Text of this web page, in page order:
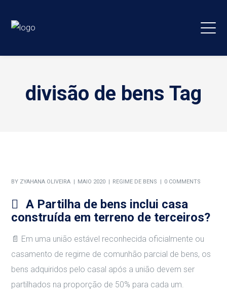
divisão de bens Tag
BY ZYAHANA OLIVEIRA MAIO 2020 REGIME DE BENS 0 COMMENTS
A Partilha de bens inclui casa
construída em terreno de terceiros?
📄 Em uma união estável reconhecida oficialmente ou
casamento de regime de comunhão parcial de bens, os
bens adquiridos pelo casal após a união devem ser
partilhados na proporção de 50% para cada um.